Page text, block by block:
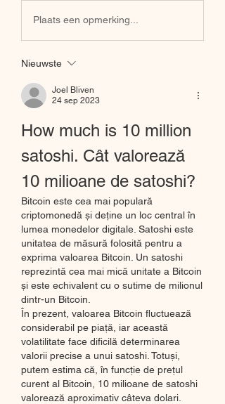
Plaats een opmerking...
Nieuwste
Joel Bliven
24 sep 2023
How much is 10 million
satoshi. Cât valorează
10 milioane de satoshi?
Bitcoin este cea mai populară
criptomonedă și deține un loc central în
lumea monedelor digitale. Satoshi este
unitatea de măsură folosită pentru a
exprima valoarea Bitcoin. Un satoshi
reprezintă cea mai mică unitate a Bitcoin
și este echivalent cu o sutime de milionul
dintr-un Bitcoin.
În prezent, valoarea Bitcoin fluctuează
considerabil pe piață, iar această
volatilitate face dificilă determinarea
valorii precise a unui satoshi. Totuși,
putem estima că, în funcție de prețul
curent al Bitcoin, 10 milioane de satoshi
valorează aproximativ câteva dolari.